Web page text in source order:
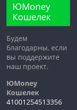
ЮMoney
Кошелек
Будем
благодарны, если
вы поддержите
наш проект.
ЮMoney
Кошелек
41001254513356